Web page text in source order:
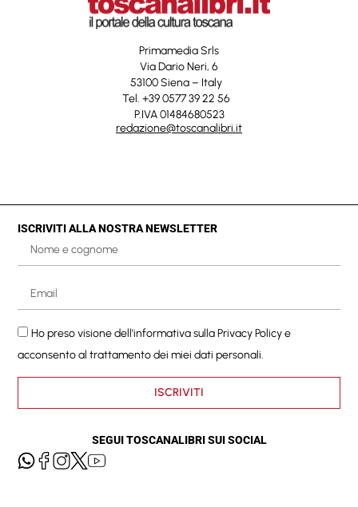
Primamedia Srls
Via Dario Neri, 6
53100 Siena – Italy
Tel. +39 0577 39 22 56
P.IVA 01484680523
redazione@toscanalibri.it
ISCRIVITI ALLA NOSTRA NEWSLETTER
Ho preso visione dell'informativa sullaPrivacy Policye
acconsento al trattamento dei miei dati personali.
ISCRIVITI
SEGUI TOSCANALIBRI SUI SOCIAL